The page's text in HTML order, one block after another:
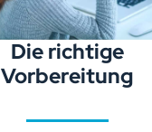
Die richtige
Vorbereitung